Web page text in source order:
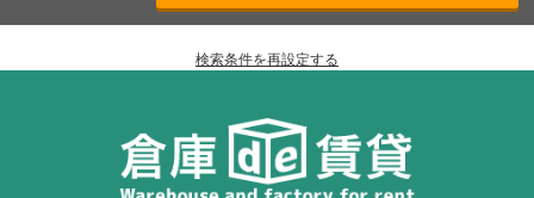
検索条件を再設定する